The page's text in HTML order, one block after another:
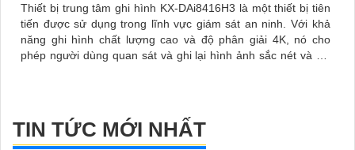
Thiết bị trung tâm ghi hình KX-DAi8416H3 là một thiết bị tiên
tiến được sử dụng trong lĩnh vực giám sát an ninh. Với khả
năng ghi hình chất lượng cao và độ phân giải 4K, nó cho
phép người dùng quan sát và ghi lại hình ảnh sắc nét và chi
TIN TỨC MỚI NHẤT